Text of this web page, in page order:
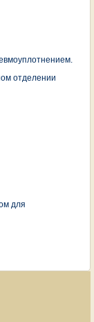
отделении
для